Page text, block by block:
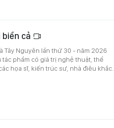
cả
Tây Nguyên lần thứ 30 - năm 2026
phẩm có giá trị nghệ thuật, thể
họa sĩ, kiến trúc sư, nhà điêu khắc.